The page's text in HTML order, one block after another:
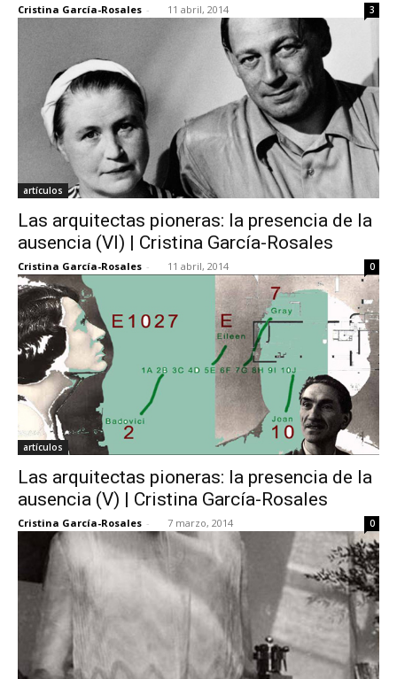
Cristina García-Rosales - 11 abril, 2014 3
artículos
Las arquitectas pioneras: la presencia de la
ausencia (VI) | Cristina García-Rosales
Cristina García-Rosales - 11 abril, 2014 0
artículos
Las arquitectas pioneras: la presencia de la
ausencia (V) | Cristina García-Rosales
Cristina García-Rosales - 7 marzo, 2014 0